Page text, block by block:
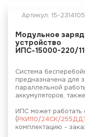
Артикул: 15-
Модульное
устройство
ИПС-15000-220/
Система
предназначена для
параллельной
аккумуляторов,
ИПС может работать
(РКИ110/24СК/
комплектацию -